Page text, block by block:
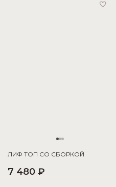
ЛИФ ТОП СО СБОРКОЙ
7 480 ₽